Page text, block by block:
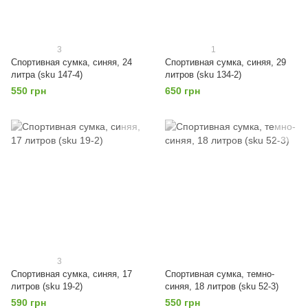
3
Спортивная сумка, синяя, 24
литра (sku 147-4)
550 грн
1
Спортивная сумка, синяя, 29
литров (sku 134-2)
650 грн
3
Спортивная сумка, синяя, 17
литров (sku 19-2)
590 грн
Спортивная сумка, темно-
синяя, 18 литров (sku 52-3)
550 грн